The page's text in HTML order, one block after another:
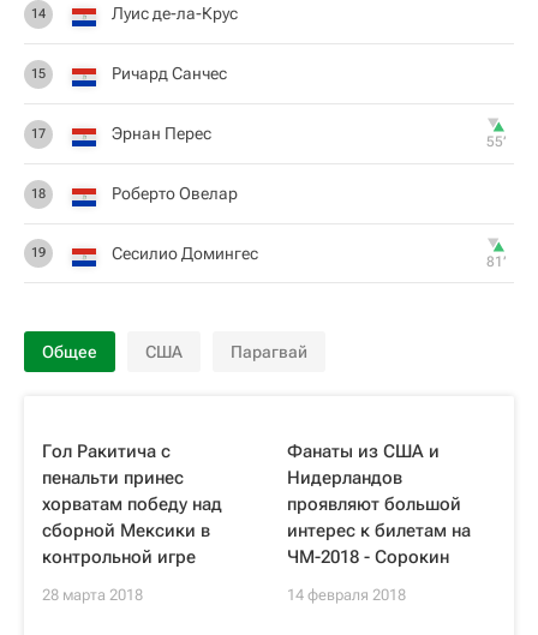
14 Луис де-ла-Крус
15 Ричард Санчес
17 Эрнан Перес 55‎’‎
18 Роберто Овелар
19 Сесилио Домингес 81‎’‎
Общее США Парагвай
Гол Ракитича с
пенальти принес
хорватам победу над
сборной Мексики в
контрольной игре
28 марта 2018
Фанаты из США и
Нидерландов
проявляют большой
интерес к билетам на
ЧМ-2018 - Сорокин
14 февраля 2018